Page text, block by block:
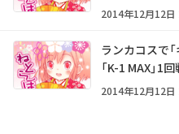
2014年12月12日
ランカコスで
「K-1 MAX」1
2014年12月12日